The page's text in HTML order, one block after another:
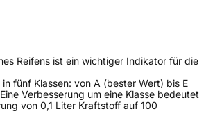
/ Alpine-SymbolNein
Reifens ist ein wichtiger Indikator für die
fünf Klassen: von A (bester Wert) bis E
Verbesserung um eine Klasse bedeutet
von 0,1 Liter Kraftstoff auf 100